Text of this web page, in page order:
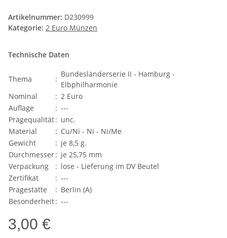
Artikelnummer: D230999
Kategorie: 2 Euro Münzen
Technische Daten
Thema :
Bundesländerserie II - Hamburg -
Elbphilharmonie
Nominal
: 2 Euro
Auflage
: ---
Prägequalität: unc.
Material
: Cu/Ni - Ni - Ni/Me
Gewicht
: je 8,5 g.
Durchmesser: je 25,75 mm
Verpackung
: lose - Lieferung im DV Beutel
Zertifikat
: ---
Prägestätte
: Berlin (A)
Besonderheit: ---
3,00 €